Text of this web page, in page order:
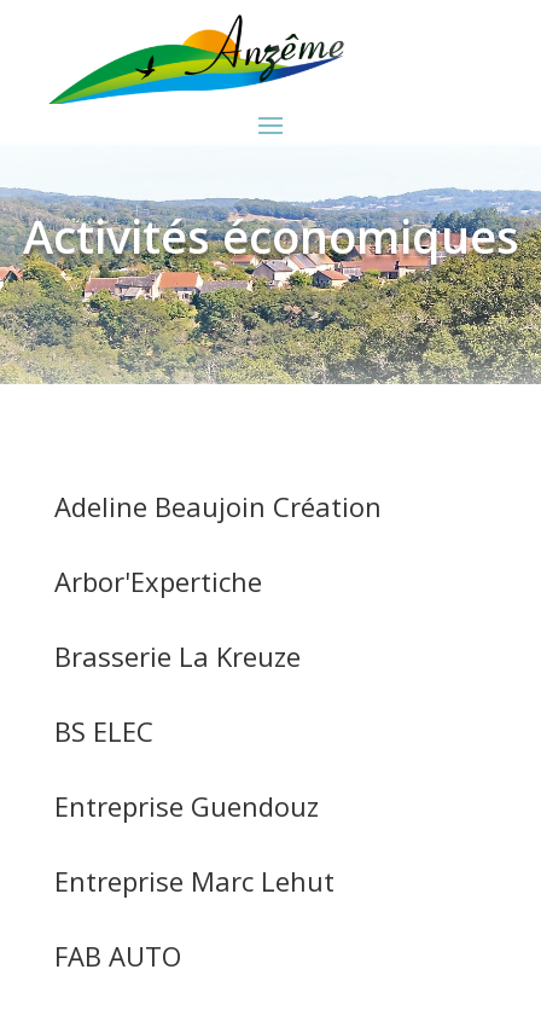
Activités économiques
Adeline Beaujoin Création
Arbor'Expertiche
Brasserie La Kreuze
BS ELEC
Entreprise Guendouz
Entreprise Marc Lehut
FAB AUTO